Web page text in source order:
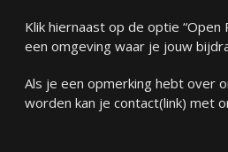
Klik hiernaast op de optie “Open
een omgeving waar je jouw
Als je een opmerking hebt over
worden kan je contact(link) met